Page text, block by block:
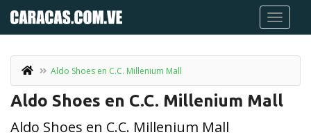
Aldo Shoes en C.C. Millenium Mall
Aldo Shoes en C.C. Millenium Mall
Aldo Shoes en C.C. Millenium Mall